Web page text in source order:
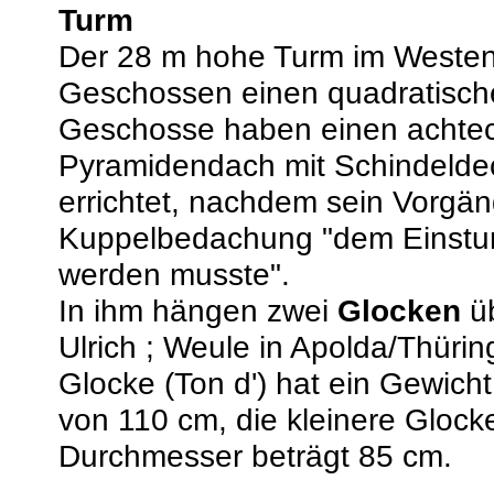
Turm
Der 28 m hohe Turm im
Geschossen einen
Geschosse haben einen
Pyramidendach mit
errichtet, nachdem sein
Kuppelbedachung "dem
werden musste".
In ihm hängen zwei Glocken
Ulrich ; Weule in Apolda/
Glocke (Ton d') hat ein
von 110 cm, die kleinere
Durchmesser beträgt 85 cm.